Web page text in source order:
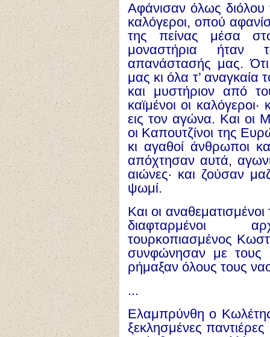
Αφάνισαν όλως διόλου
καλόγεροι, οπού αφανί
της πείνας μέσα
μοναστήρια ήταν
απανάστασής μας.
μας κι όλα τ’ αναγκαία
και μυστήριον από
καϊμένοι οι καλόγεροι·
εις τον αγώνα. Και οι
οι Καπουτζίνοι της Ευρ
κι αγαθοί άνθρωποι
απόχτησαν αυτά, αγων
αιώνες· και ζούσαν
ψωμί.
Και οι αναθεματισμέ
διαφταρμένοι α
τουρκοπιασμένος
συνφώνησαν με
ρήμαξαν όλους τους
...
Ελαμπρύνθη ο Κωλέ
ξεκλησμένες παντιέρες